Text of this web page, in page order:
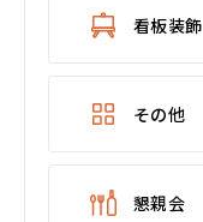
看板装飾
その他
懇親会